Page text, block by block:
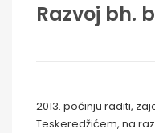
Razvoj bh.
2013. počinju raditi,
Teskeredžićem, na